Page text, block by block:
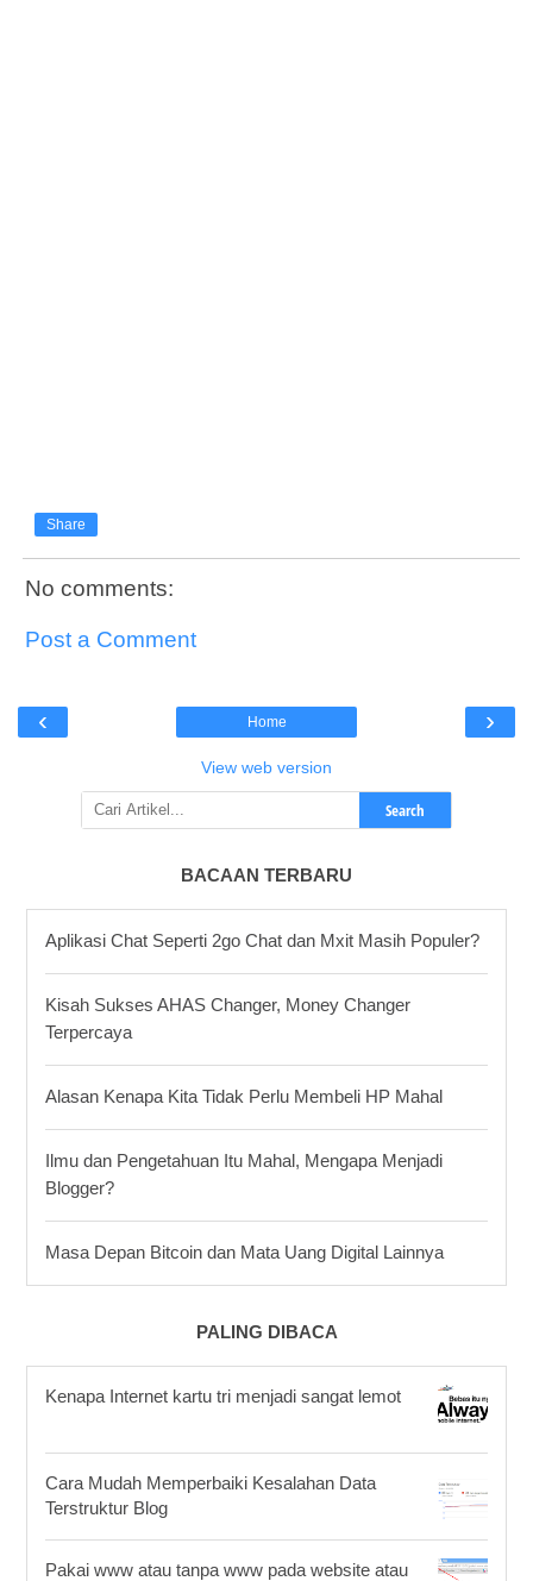
Share
No comments:
Post a Comment
‹ ›
Home
View web version
Search
BACAAN TERBARU
Aplikasi Chat Seperti 2go Chat dan Mxit Masih Populer?
Kisah Sukses AHAS Changer, Money Changer
Terpercaya
Alasan Kenapa Kita Tidak Perlu Membeli HP Mahal
Ilmu dan Pengetahuan Itu Mahal, Mengapa Menjadi
Blogger?
Masa Depan Bitcoin dan Mata Uang Digital Lainnya
PALING DIBACA
Kenapa Internet kartu tri menjadi sangat lemot
Cara Mudah Memperbaiki Kesalahan Data
Terstruktur Blog
Pakai www atau tanpa www pada website atau